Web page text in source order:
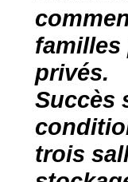
familles
privés.
Succès
trois